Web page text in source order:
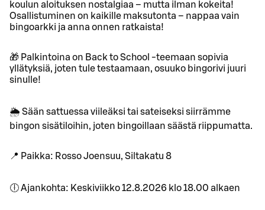
koulun aloituksen nostalgiaa – mutta ilman kokeita!
Osallistuminen on kaikille maksutonta – nappaa vain
bingoarkki ja anna onnen ratkaista!
🎁 Palkintoina on Back to School -teemaan sopivia
yllätyksiä, joten tule testaamaan, osuuko bingorivi juuri
sinulle!
🌦️ Sään sattuessa viileäksi tai sateiseksi siirrämme
bingon sisätiloihin, joten bingoillaan säästä riippumatta.
📍 Paikka: Rosso Joensuu, Siltakatu 8
🕕 Ajankohta: Keskiviikko 12.8.2026 klo 18.00 alkaen